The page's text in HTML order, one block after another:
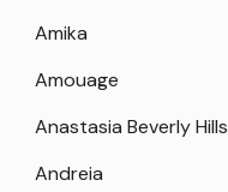
Amika
Amouage
Anastasia Beverly Hills
Andreia